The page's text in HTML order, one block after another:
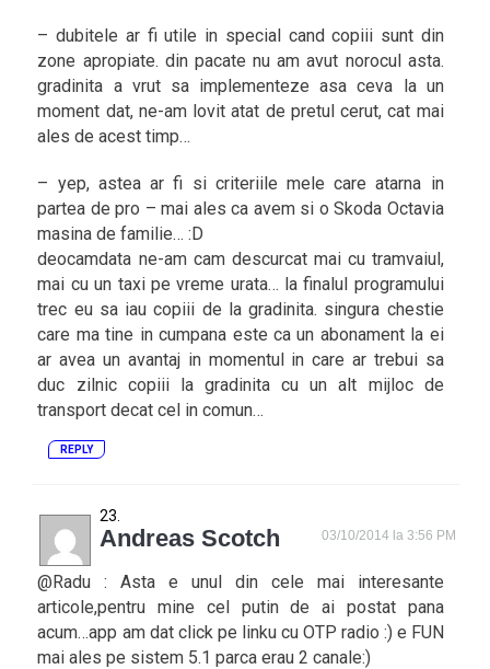
– dubitele ar fi utile in special cand copiii sunt din
zone apropiate. din pacate nu am avut norocul asta.
gradinita a vrut sa implementeze asa ceva la un
moment dat, ne-am lovit atat de pretul cerut, cat mai
ales de acest timp…
– yep, astea ar fi si criteriile mele care atarna in
partea de pro – mai ales ca avem si o Skoda Octavia
masina de familie… :D
deocamdata ne-am cam descurcat mai cu tramvaiul,
mai cu un taxi pe vreme urata… la finalul programului
trec eu sa iau copiii de la gradinita. singura chestie
care ma tine in cumpana este ca un abonament la ei
ar avea un avantaj in momentul in care ar trebui sa
duc zilnic copiii la gradinita cu un alt mijloc de
transport decat cel in comun…
REPLY
Andreas Scotch 03/10/2014 la 3:56 PM
@Radu : Asta e unul din cele mai interesante
articole,pentru mine cel putin de ai postat pana
acum…app am dat click pe linku cu OTP radio :) e FUN
mai ales pe sistem 5.1 parca erau 2 canale:)